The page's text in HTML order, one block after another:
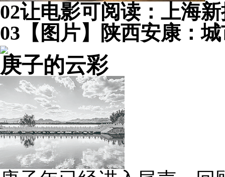
02让电影可阅读：上海
03 【图片】陕西安康：
庚子的云彩